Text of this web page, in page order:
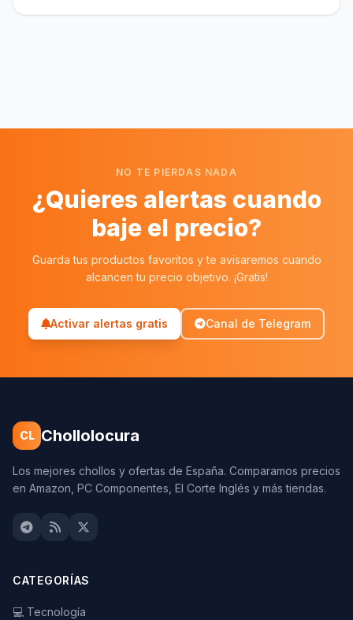
NO TE PIERDAS NADA
¿Quieres alertas cuando
baje el precio?
Guarda tus productos favoritos y te avisaremos cuando
alcancen tu precio objetivo. ¡Gratis!
Activar alertas gratis Canal de Telegram
CL Chollolocura
Los mejores chollos y ofertas de España. Comparamos precios
en Amazon, PC Componentes, El Corte Inglés y más tiendas.
CATEGORÍAS
💻 Tecnología